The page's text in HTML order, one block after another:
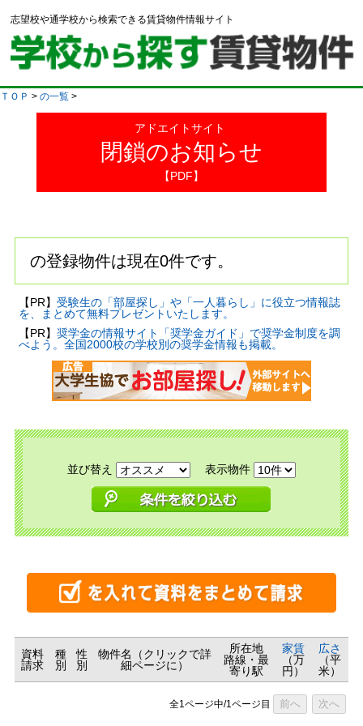
志望校や通学校から検索できる賃貸物件情報サイト
ＴＯＰ > の一覧 >
アドエイトサイト
閉鎖のお知らせ
【PDF】
の登録物件は現在0件です。
【PR】 受験生の「部屋探し」や「一人暮らし」に役立つ情報誌
を、まとめて無料プレゼントいたします。
【PR】 奨学金の情報サイト「奨学金ガイド」で奨学金制度を調
べよう。全国2000校の学校別の奨学金情報も掲載。
並び替え 表示物件
資料
請求
種
別
性
別
物件名（クリックで詳
細ページに）
所在地
路線・最
寄り駅
家賃
（万
円）
広さ
（平
米）
全1ページ中/1ページ目 前へ 次へ